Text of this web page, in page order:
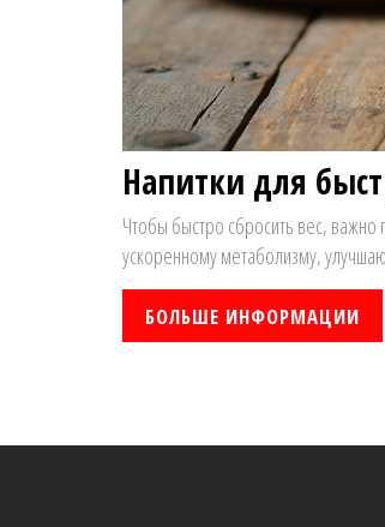
Напитки для
Чтобы быстро сбросить вес, важно
ускоренному метаболизму,
БОЛЬШЕ ИНФОРМАЦИИ